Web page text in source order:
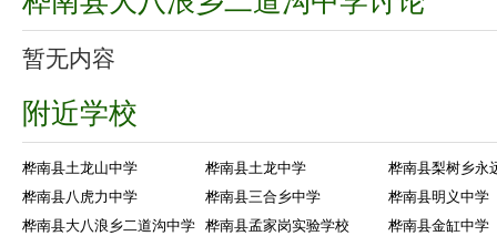
暂无内容
附近学校
桦南县土龙山中学 桦南县土龙中学
桦南县梨树乡永
桦南县八虎力中学
桦南县三合乡中学
桦南县明义中学
桦南县大八浪乡二道沟中学 桦南县孟家岗实验学校
桦南县金缸中学